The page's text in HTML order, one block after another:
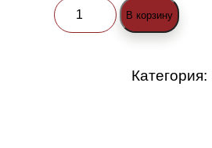
Количество
товара
В корзину
Категория: